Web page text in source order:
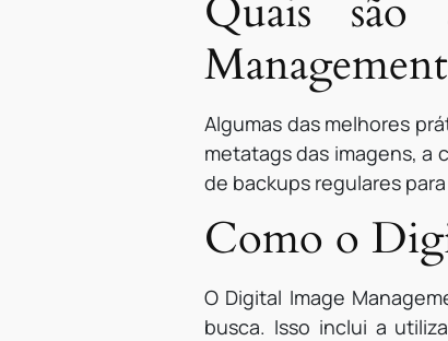
Quais são
Algumas das melhores
metatags das imagens, a
de backups regulares
Como o
O Digital Image
busca. Isso inclui a